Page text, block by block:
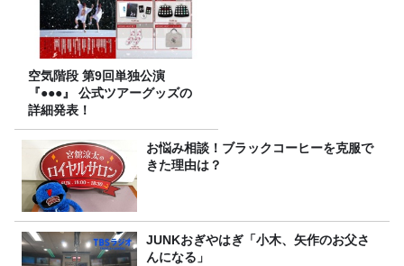
空気階段 第9回単独公演
『●●●』 公式ツアーグッズの
詳細発表！
お悩み相談！ブラックコーヒーを克服で
きた理由は？
JUNKおぎやはぎ「小木、矢作のお父さ
んになる」